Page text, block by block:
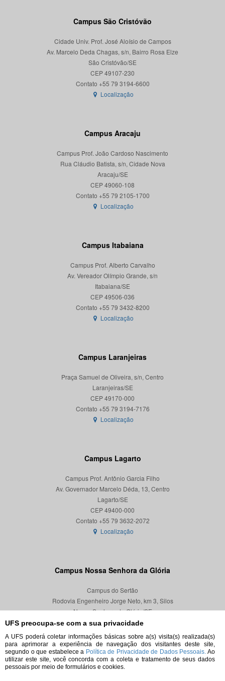
UFS preocupa-se com a sua privacidade
A UFS poderá coletar informações básicas sobre a(s) visita(s) realizada(s)
para aprimorar a experiência de navegação dos visitantes deste site,
segundo o que estabelece a Política de Privacidade de Dados Pessoais. Ao
utilizar este site, você concorda com a coleta e tratamento de seus dados
pessoais por meio de formulários e cookies.
Campus São Cristóvão
Cidade Univ. Prof. José Aloísio de Campos
Av. Marcelo Deda Chagas, s/n, Bairro Rosa Elze
São Cristóvão/SE
CEP 49107-230
Localização
Campus Aracaju
Campus Prof. João Cardoso Nascimento
Rua Cláudio Batista, s/n, Cidade Nova
Aracaju/SE
CEP 49060-108
Localização
Campus Itabaiana
Campus Prof. Alberto Carvalho
Av. Vereador Olímpio Grande, s/n
Itabaiana/SE
CEP 49506-036
Localização
Campus Laranjeiras
Praça Samuel de Oliveira, s/n, Centro
Laranjeiras/SE
CEP 49170-000
Localização
Campus Lagarto
Campus Prof. Antônio Garcia Filho
Av. Governador Marcelo Déda, 13, Centro
Lagarto/SE
CEP 49400-000
Localização
Campus Nossa Senhora da Glória
Campus do Sertão
Rodovia Engenheiro Jorge Neto, km 3, Silos
Nossa Senhora da Glória/SE
CEP 49680-000
Localização